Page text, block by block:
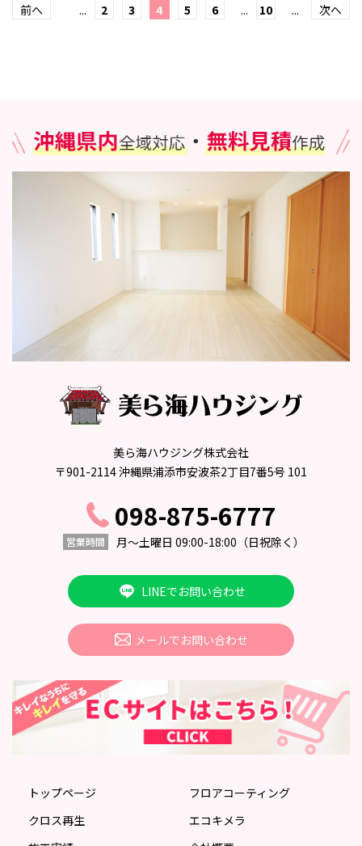
前へ ... 2 3 4 5 6 ... 10 ... 次へ
美ら海ハウジング株式会社
〒901-2114 沖縄県浦添市安波茶2丁目7番5号 101
098-875-6777
営業時間 月〜土曜日 09:00-18:00 （日祝除く）
LINEでお問い合わせ
メールでお問い合わせ
トップページ
フロアコーティング
クロス再生
エコキメラ